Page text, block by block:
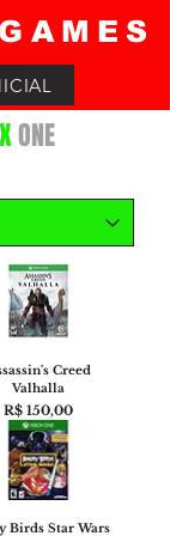
ONE
Creed
Valhalla
Preço
R$ 150,00
Birds Star Wars